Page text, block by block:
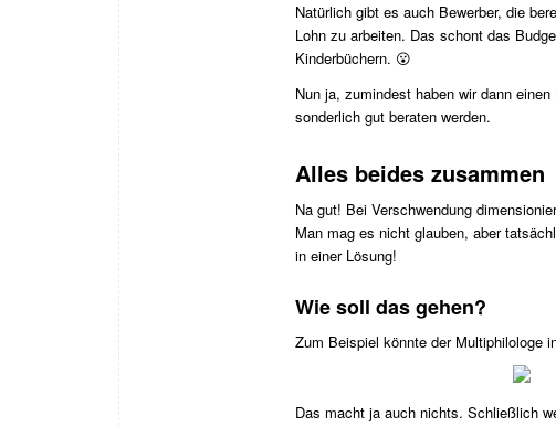
Natürlich gibt es auch Bewerber, die
Lohn zu arbeiten. Das schont das
Kinderbüchern. 😮
Nun ja, zumindest haben wir dann
sonderlich gut beraten werden.
Alles beides zusammen
Na gut! Bei Verschwendung
Man mag es nicht glauben, aber
in einer Lösung!
Wie soll das gehen?
Zum Beispiel könnte der Multiphilologe
Das macht ja auch nichts. Schließlich